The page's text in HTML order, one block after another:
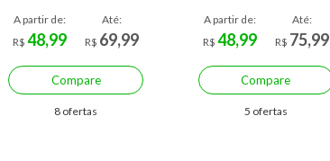
A partir de:
R$48,99
Até:
R$ 69,99
Compare
8 ofertas
A partir de:
R$48,99
Até:
R$ 75,99
Compare
5 ofertas